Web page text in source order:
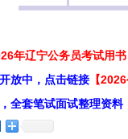
年辽宁公务员考试用书
放中，点击链接 【
全套笔试面试整理资料